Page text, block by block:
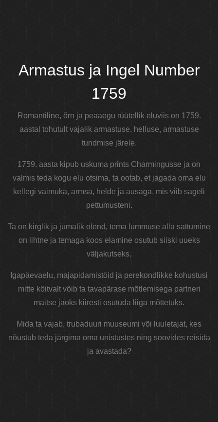
Armastus ja Ingel Number
1759
Romantiline, õrn ja peaaegu rüütellik eluviis on 1759.
aastal tohutult vajalik armastuse, helluse, armastuse
tundmise järele.
1759. aasta kipub uskuma prints Charmingusse ja on
valmis teda kogu elu otsima, ta ootab, et jagada oma elu
kellegi vaimuka, armsa, helde ja ausaga, mis viib sageli
pettumusteni.
Ta on kirglik ja jumalik olend, tema lummuse alla sattumine
on lihtne ja temaga koos elamine osutub siiski uueks
väljakutseks.
Igapäevaelu, majapidamistöid ja perekondlikke kohustusi
mitte köitvalt võib ta tavapärase mõtlemisega partneri
maitse jaoks kiiresti osutuda liiga mõttetuks.
Mida ta vajab, trubaduuri muuseumi või luuletajat, kes
nõustub teda järgima oma unistustes ning soovides reisida
ja avastada?